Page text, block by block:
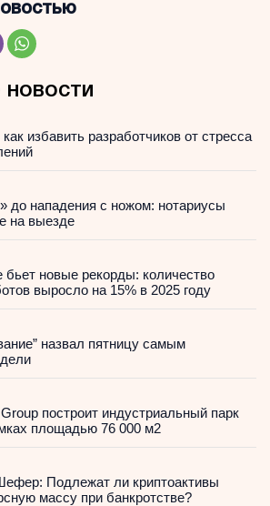
новости
избавить разработчиков от стресса
до нападения с ножом: нотариусы
на выезде
бьет новые рекорды: количество
выросло на 15% в 2025 году
назвал пятницу самым
построит индустриальный парк
площадью 76 000 м2
Подлежат ли криптоактивы
массу при банкротстве?